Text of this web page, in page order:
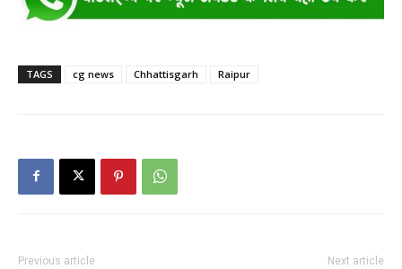
TAGS cg news Chhattisgarh Raipur
Previous article Next article